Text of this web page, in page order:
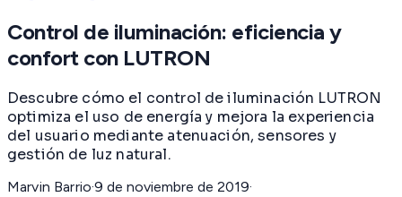
Control de iluminación: eficiencia y
confort con LUTRON
Descubre cómo el control de iluminación LUTRON
optimiza el uso de energía y mejora la experiencia
del usuario mediante atenuación, sensores y
gestión de luz natural.
Marvin Barrio·9 de noviembre de 2019·